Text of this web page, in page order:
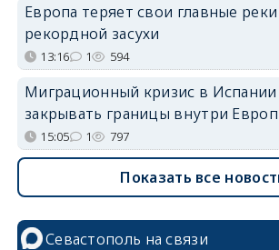
Европа теряет свои главные реки
рекордной засухи
13:16 1 594
Миграционный кризис в Испании
закрывать границы внутри
15:05 1 797
Показать все
Севастополь на связи